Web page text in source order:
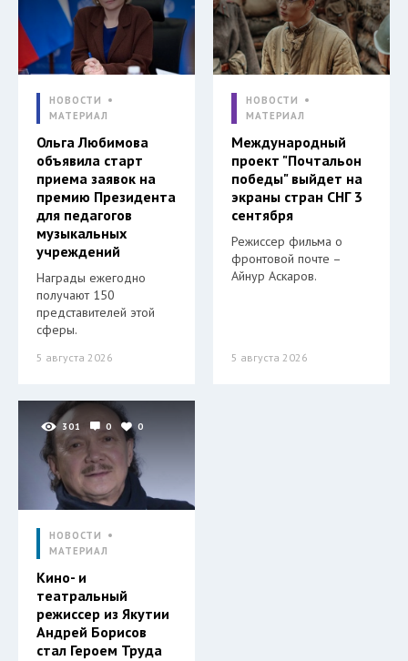
НОВОСТИ
МАТЕРИАЛ
Ольга Любимова
объявила старт
приема заявок на
премию Президента
для педагогов
музыкальных
учреждений
Награды ежегодно
получают 150
представителей этой
сферы.
5 августа 2026
НОВОСТИ
МАТЕРИАЛ
Международный
проект "Почтальон
победы" выйдет на
экраны стран СНГ 3
сентября
Режиссер фильма о
фронтовой почте –
Айнур Аскаров.
5 августа 2026
301 0 0
НОВОСТИ
МАТЕРИАЛ
Кино- и
театральный
режиссер из Якутии
Андрей Борисов
стал Героем Труда